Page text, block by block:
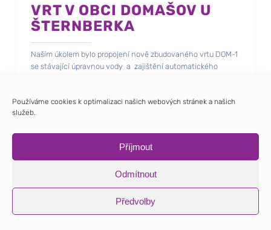
Používáme cookies k optimalizaci našich webových stránek a našich
služeb.
Příjmout
Odmítnout
Předvolby
VRT V OBCI DOMAŠOV U
ŠTERNBERKA
Naším úkolem bylo propojení nově zbudovaného vrtu DOM-1
se stávající úpravnou vody a zajištění automatického
nevyhovujícího rozvaděče úpravny vody.